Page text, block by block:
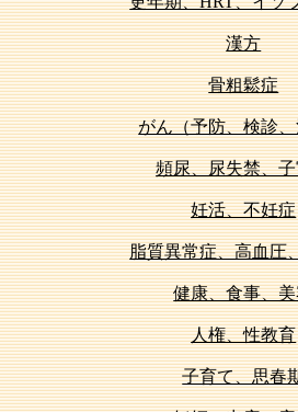
漢方
骨粗鬆症
がん（予防、検診
頻尿、尿失禁、
妊活、不妊症
脂質異常症、高血圧
健康、食事、
人権、性教育
子育て、思春